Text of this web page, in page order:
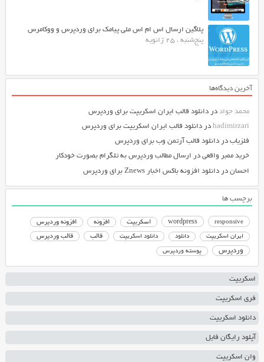
پلاگین ارسال اس ام اس ملی پیامک برای وردپرس و ووکامرس
پنج‌شنبه ، 25 ژانویه
آخرین دیدگاه‌ها
محمد جواددر دانلود قالب ایران اسکریپت برای وردپرس
hadimirzariدر دانلود قالب ایران اسکریپت برای وردپرس
فلزیابدر دانلود قالب آرتمن وب برای وردپرس
خرید ممبر واقعیدر ارسال مطالب وردپرس به تلگرام بصورت خودکار
احساندر دانلود افزونه باکس اخبار Znews برای وردپرس
برچسب ها
responsive
wordpress اسکریپت افزونه افزونه وردپرس
ایران اسکریپت دانلود دانلود اسکریپت قالب قالب وردپرس
وردپرس پوسته وردپرس
اسکریپت
فری اسکریپت
دانلود اسکریپت
آپلود رایگان فایل
وان اسکریپت